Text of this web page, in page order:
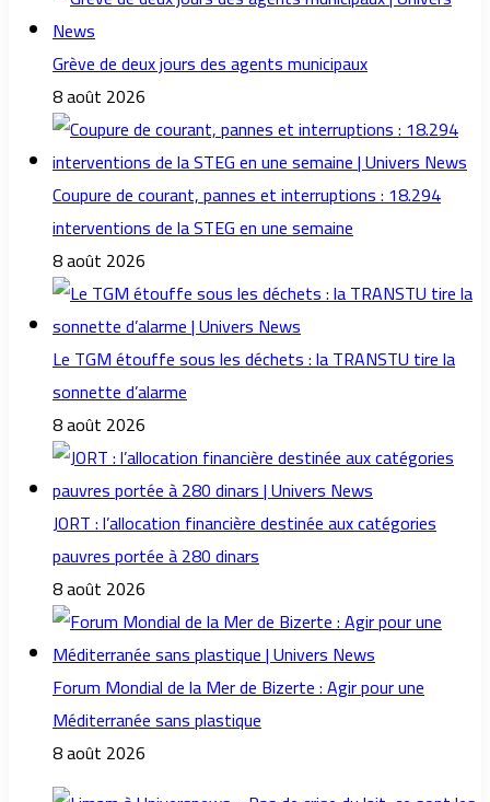
Grève de deux jours des agents municipaux
8 août 2026
Coupure de courant, pannes et interruptions : 18.294
interventions de la STEG en une semaine
8 août 2026
Le TGM étouffe sous les déchets : la TRANSTU tire la
sonnette d’alarme
8 août 2026
JORT : l’allocation financière destinée aux catégories
pauvres portée à 280 dinars
8 août 2026
Forum Mondial de la Mer de Bizerte : Agir pour une
Méditerranée sans plastique
8 août 2026